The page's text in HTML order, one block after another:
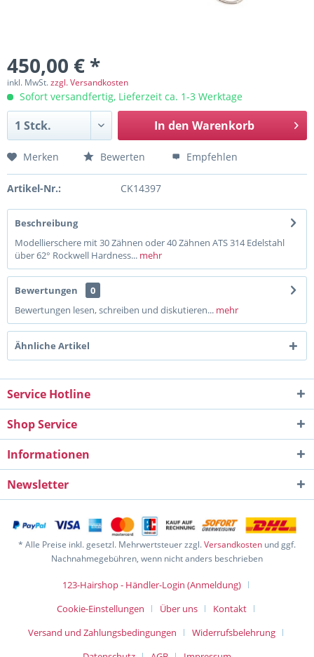
450,00 € *
inkl. MwSt.zzgl. Versandkosten
Sofort versandfertig, Lieferzeit ca. 1-3 Werktage
In den Warenkorb
Merken Bewerten Empfehlen
Artikel-Nr.: CK14397
Beschreibung
Modellierschere mit 30 Zähnen oder 40 Zähnen ATS 314 Edelstahl
über 62° Rockwell Hardness... mehr
Bewertungen
0
Bewertungen lesen, schreiben und diskutieren... mehr
Ähnliche Artikel
Service Hotline
Shop Service
Informationen
Newsletter
* Alle Preise inkl. gesetzl. Mehrwertsteuer zzgl.Versandkosten und ggf.
Nachnahmegebühren, wenn nicht anders beschrieben
123-Hairshop - Händler-Login (Anmeldung)
Cookie-Einstellungen
Über uns
Kontakt
Versand und Zahlungsbedingungen
Widerrufsbelehrung